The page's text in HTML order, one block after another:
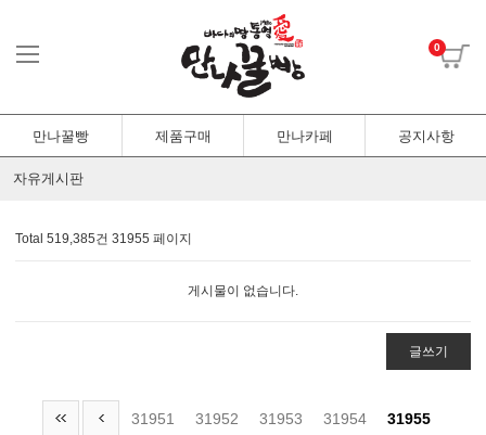
0
만나꿀빵 제품구매 만나카페 공지사항
자유게시판
Total 519,385건 31955 페이지
게시물이 없습니다.
글쓰기
31951 31952 31953 31954
31955